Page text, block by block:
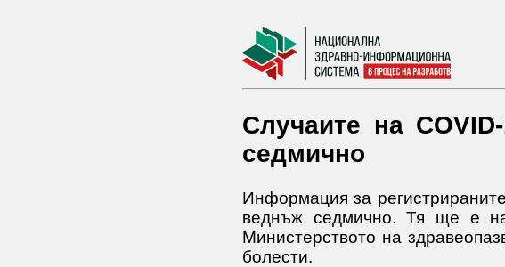
Случаите на
седмично
Информация за
веднъж седмично. Тя ще е
Министерството на
болести.